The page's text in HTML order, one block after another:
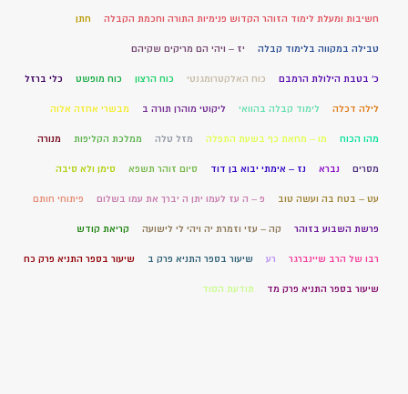
חשיבות ומעלת לימוד הזוהר הקדוש פנימיות התורה וחכמת הקבלה חתן
טבילה במקווה בלימוד קבלה יז – ויהי הם מריקים שקיהם
כ' בטבת הילולת הרמבם כוח האלקטרומגנטי כוח הרצון כוח מופשט כלי ברזל
לילה דכלה לימוד קבלה בהוואי ליקוטי מוהרן תורה ב מבשרי אחזה אלוה
מהו הכוח מו – מחאת כף בשעת התפלה מזל טלה ממלכת הקליפות מנורה
מסרים נברא נז – אימתי יבוא בן דוד סיום זוהר תשפא סימן ולא סיבה
עט – בטח בה ועשה טוב פ – ה עז לעמו יתן ה יברך את עמו בשלום פיתוחי חותם
פרשת השבוע בזוהר קה – עזי וזמרת יה ויהי לי לישועה קריאת קודש
רבו של הרב שיינברגר רע שיעור בספר התניא פרק ב שיעור בספר התניא פרק כח
שיעור בספר התניא פרק מד תודעת הסוד